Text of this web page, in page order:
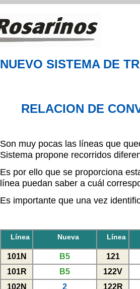
NUEVO SISTEMA DE
RELACION DE
Son muy pocas las líneas que
Sistema propone recorridos
Es por ello que se proporciona
línea puedan saber a cuál
Es importante que una vez
Línea Nueva Línea
101N B5
121
101R
B5
122V
102N
2
122R